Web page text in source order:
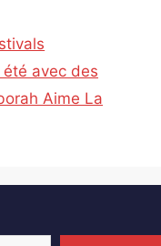
avec des
Aime La